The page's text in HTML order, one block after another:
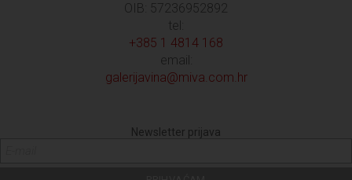
OIB: 57236952892
tel:
+385 1 4814 168
email:
galerijavina@miva.com.hr
Newsletter prijava